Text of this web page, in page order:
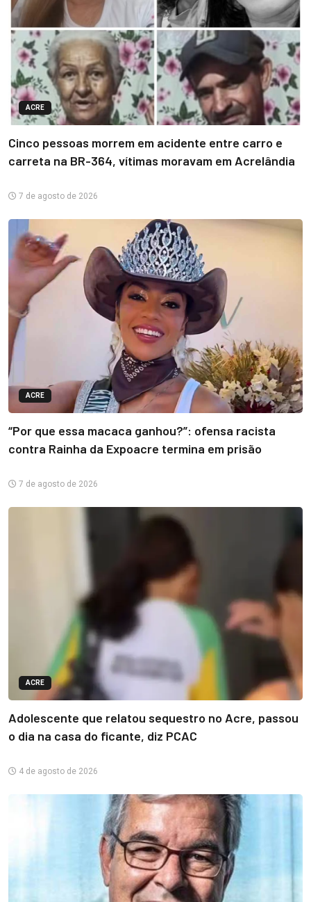
ACRE
Cinco pessoas morrem em acidente entre carro e
carreta na BR-364, vítimas moravam em Acrelândia
7 de agosto de 2026
ACRE
“Por que essa macaca ganhou?”: ofensa racista
contra Rainha da Expoacre termina em prisão
7 de agosto de 2026
ACRE
Adolescente que relatou sequestro no Acre, passou
o dia na casa do ficante, diz PCAC
4 de agosto de 2026